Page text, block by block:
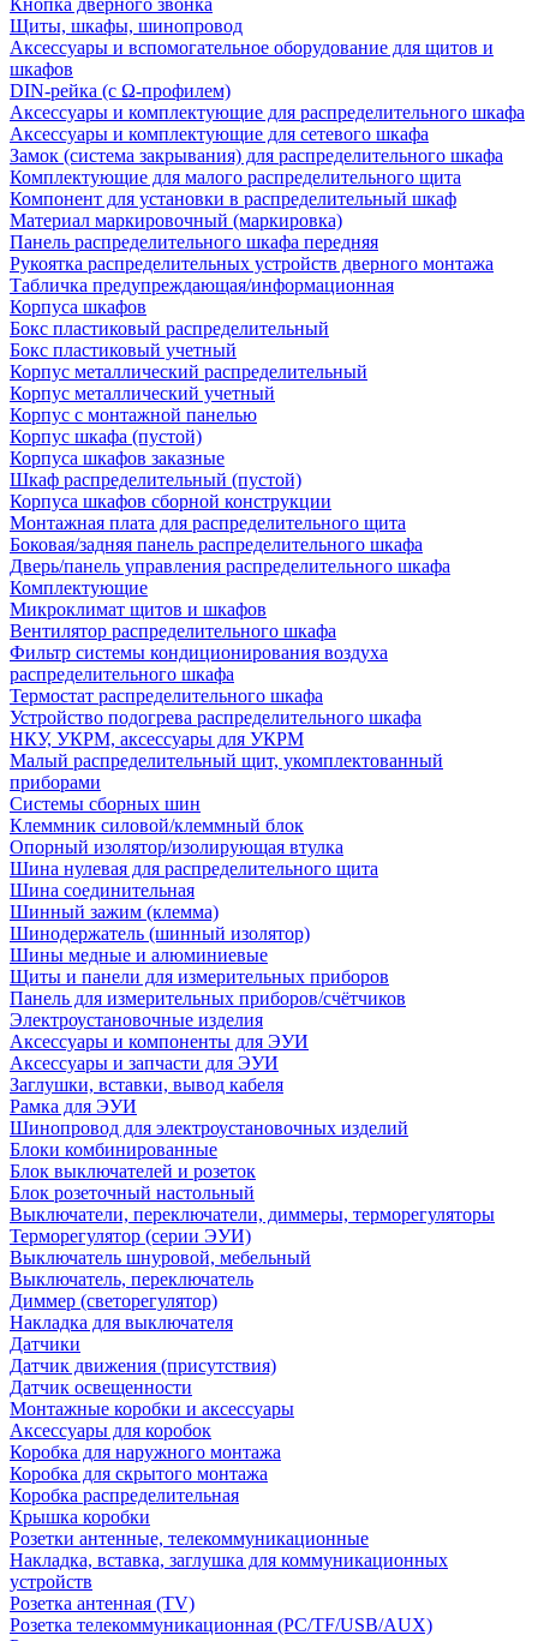
Кнопка дверного звонка
Щиты, шкафы, шинопровод
Аксессуары и вспомогательное оборудование для щитов и
шкафов
DIN-рейка (с Ω-профилем)
Аксессуары и комплектующие для распределительного шкафа
Аксессуары и комплектующие для сетевого шкафа
Замок (система закрывания) для распределительного шкафа
Комплектующие для малого распределительного щита
Компонент для установки в распределительный шкаф
Материал маркировочный (маркировка)
Панель распределительного шкафа передняя
Рукоятка распределительных устройств дверного монтажа
Табличка предупреждающая/информационная
Корпуса шкафов
Бокс пластиковый распределительный
Бокс пластиковый учетный
Корпус металлический распределительный
Корпус металлический учетный
Корпус с монтажной панелью
Корпус шкафа (пустой)
Корпуса шкафов заказные
Шкаф распределительный (пустой)
Корпуса шкафов сборной конструкции
Монтажная плата для распределительного щита
Боковая/задняя панель распределительного шкафа
Дверь/панель управления распределительного шкафа
Комплектующие
Микроклимат щитов и шкафов
Вентилятор распределительного шкафа
Фильтр системы кондиционирования воздуха
распределительного шкафа
Термостат распределительного шкафа
Устройство подогрева распределительного шкафа
НКУ, УКРМ, аксессуары для УКРМ
Малый распределительный щит, укомплектованный
приборами
Системы сборных шин
Клеммник силовой/клеммный блок
Опорный изолятор/изолирующая втулка
Шина нулевая для распределительного щита
Шина соединительная
Шинный зажим (клемма)
Шинодержатель (шинный изолятор)
Шины медные и алюминиевые
Щиты и панели для измерительных приборов
Панель для измерительных приборов/счётчиков
Электроустановочные изделия
Аксессуары и компоненты для ЭУИ
Аксессуары и запчасти для ЭУИ
Заглушки, вставки, вывод кабеля
Рамка для ЭУИ
Шинопровод для электроустановочных изделий
Блоки комбинированные
Блок выключателей и розеток
Блок розеточный настольный
Выключатели, переключатели, диммеры, терморегуляторы
Терморегулятор (серии ЭУИ)
Выключатель шнуровой, мебельный
Выключатель, переключатель
Диммер (светорегулятор)
Накладка для выключателя
Датчики
Датчик движения (присутствия)
Датчик освещенности
Монтажные коробки и аксессуары
Аксессуары для коробок
Коробка для наружного монтажа
Коробка для скрытого монтажа
Коробка распределительная
Крышка коробки
Розетки антенные, телекоммуникационные
Накладка, вставка, заглушка для коммуникационных
устройств
Розетка антенная (TV)
Розетка телекоммуникационная (PC/TF/USB/AUX)